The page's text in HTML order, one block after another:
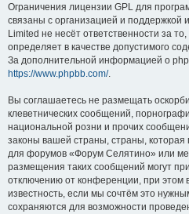
Ограничения лицензии GPL для
связаны с организацией и поддержкой
Limited не несёт ответственности за
определяет в качестве допустимого
За дополнительной информацией о
https://www.phpbb.com/.
Вы соглашаетесь не размещать
клеветнических сообщений,
национальной розни и прочих
законы вашей страны, страны, которая
для форумов «Форум Селятино» или
размещения таких сообщений могут
отключению от конференции, при этом
известность, если мы сочтём это
сохраняются для возможности